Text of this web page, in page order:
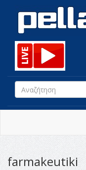
farmakeutiki